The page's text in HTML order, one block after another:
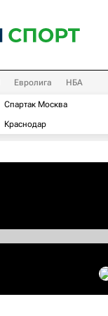
Евролига НБА
Спартак Москва
Краснодар